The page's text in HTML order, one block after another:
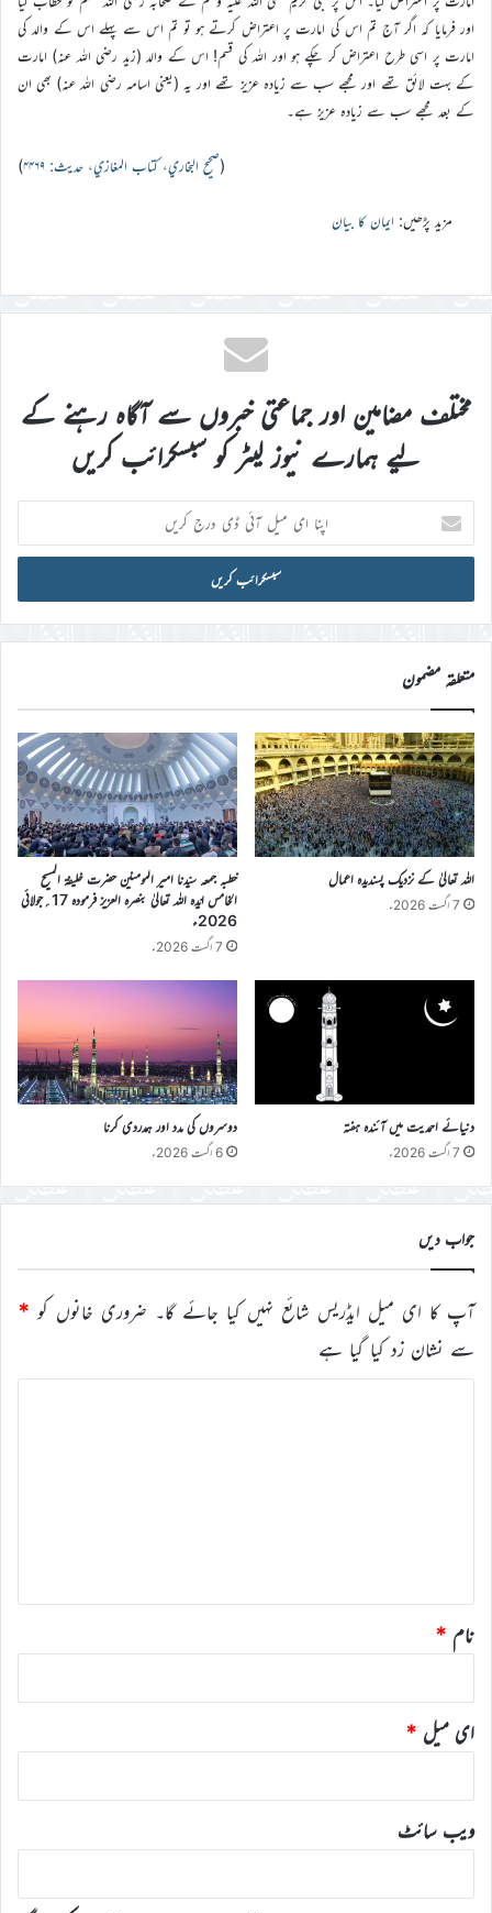
اور فرمایا کہ اگر آج تم اس کی امارت پر اعتراض کرتے ہو تو تم اس سے پہلے اس کے والد کی
امارت پر اسی طرح اعتراض کر چکے ہو اور اللہ کی قسم! اس کے والد (زید رضی اللہ عنہ) امارت
کے بہت لائق تھے اور مجھے سب سے زیادہ عزیز تھے اور یہ (یعنی اسامہ رضی اللہ عنہ) بھی ان
کے بعد مجھے سب سے زیادہ عزیز ہے۔
(صحيح البخاري، كتاب المغازي، حدیث: ۴۴۶۹ )
مزید پڑھیں: ایمان کا بیان
مختلف مضامین اور جماعتی خبروں سے آگاہ رہنے کے
لیے ہمارے نیوز لیٹر کو سبسکرائب کریں
اپنا
ای
میل
ڈی
درج
کریں
متعلقہ مضمون
اللہ تعالیٰ کے نزدیک پسندیدہ اعمال
7 اگست 2026ء
خطبہ جمعہ سیّدنا امیر المومنین حضرت خلیفۃ المسیح
الخامس ایّدہ اللہ تعالیٰ بنصرہ العزیز فرمودہ 17؍جولائی
2026ء
7 اگست 2026ء
دنیائے احمدیت میں آئندہ ہفتہ
7 اگست 2026ء
دوسروں کی مدد اور ہمدردی کرنا
6 اگست 2026ء
جواب دیں
آپ کا ای میل ایڈریس شائع نہیں کیا جائے گا۔ ضروری خانوں کو *
سے نشان زد کیا گیا ہے
نام *
ای میل *
ویب‌ سائٹ